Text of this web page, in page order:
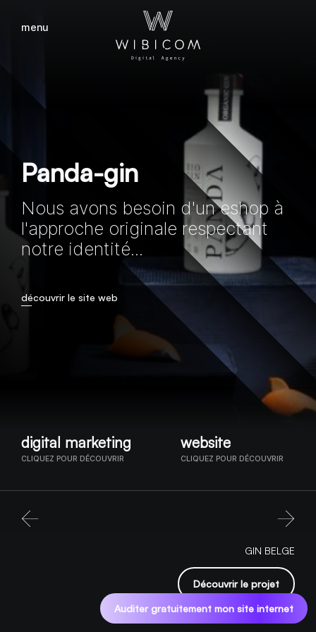
menu
Panda-gin
Nous avons besoin d'un eshop à
l'approche originale respectant
notre identité...
découvrir le site web
digital marketing
CLIQUEZ POUR DÉCOUVRIR
website
CLIQUEZ POUR DÉCOUVRIR
Découvrir le projet
GIN BELGE
Auditer gratuitement mon site internet